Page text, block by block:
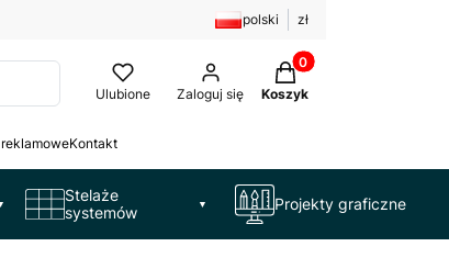
polski zł
Ulubione Zaloguj się
Produkty w koszyku:
Koszyk
Kontakt
Stelaże
systemów
▼ Projekty graficzne